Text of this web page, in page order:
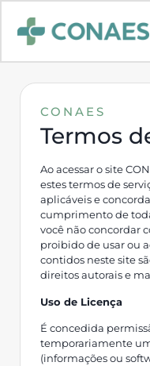
CONAES
Termos
Ao acessar o site
estes termos de
aplicáveis e
cumprimento de
você não concordar
proibido de usar ou
contidos neste site
direitos autorais e
Uso de Licença
É concedida
temporariamente
(informações ou